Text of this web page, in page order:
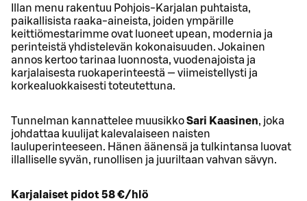
Illan menu rakentuu Pohjois-Karjalan puhtaista,
paikallisista raaka-aineista, joiden ympärille
keittiömestarimme ovat luoneet upean, modernia ja
perinteistä yhdistelevän kokonaisuuden. Jokainen
annos kertoo tarinaa luonnosta, vuodenajoista ja
karjalaisesta ruokaperinteestä — viimeistellysti ja
korkealuokkaisesti toteutettuna.
Tunnelman kannattelee muusikkoSari Kaasinen, joka
johdattaa kuulijat kalevalaiseen naisten
lauluperinteeseen. Hänen äänensä ja tulkintansa luovat
illalliselle syvän, runollisen ja juuriltaan vahvan sävyn.
Karjalaiset pidot 58 €/hlö